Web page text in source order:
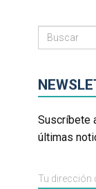
Suscríbete
últimas